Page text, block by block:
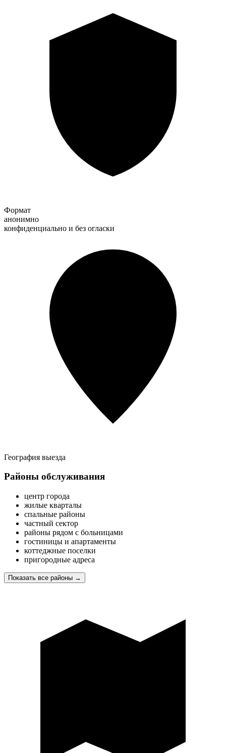
Формат
анонимно
конфиденциально и без огласки
География выезда
Районы обслуживания
центр города
жилые кварталы
спальные районы
частный сектор
районы рядом с больницами
гостиницы и апартаменты
коттеджные поселки
пригородные адреса
Показать все районы →